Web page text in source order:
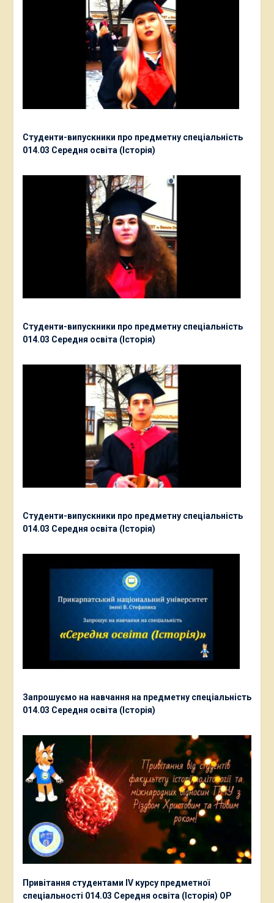
Студенти-випускники про предметну спеціальність
014.03 Середня освіта (Історія)
Студенти-випускники про предметну спеціальність
014.03 Середня освіта (Історія)
Студенти-випускники про предметну спеціальність
014.03 Середня освіта (Історія)
Запрошуємо на навчання на предметну спеціальність
014.03 Середня освіта (Історія)
Привітання студентами ІV курсу предметної
спеціальності 014.03 Середня освіта (Історія) ОР